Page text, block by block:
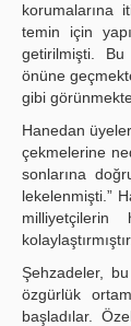
korumalarına
temin için
getirilmişti. Bu
önüne
gibi
Hanedan
çekmelerine
sonlarına
lekelenmişti.”
milliyetçilerin
Şehzadeler,
özgürlük
başladılar.